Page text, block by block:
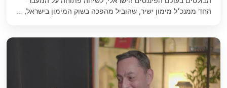
החד ממנכ׳ל מימון ישיר, שהוביל מהפכה בשוק המימון בישראל, …